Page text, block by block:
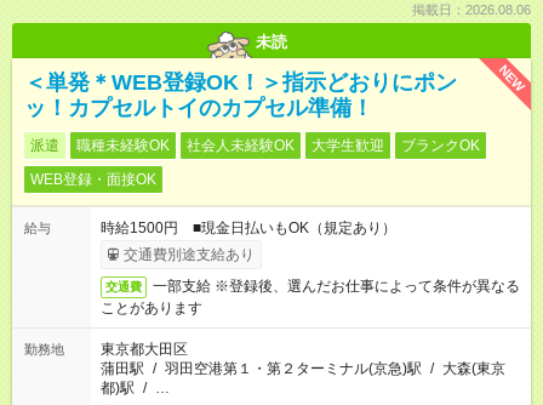
掲載日：2026.08.06
未読
NEW
＜単発＊WEB登録OK！＞指示どおりにポン
ッ！カプセルトイのカプセル準備！
派遣 職種未経験OK 社会人未経験OK 大学生歓迎
ブランクOK
WEB登録・面接OK
給与
時給1500円 ■現金日払いもOK（規定あり）
交通費別途支給あり
交通費
一部支給 ※登録後、選んだお仕事によって条件が異なる
ことがあります
勤務地
東京都大田区
蒲田駅 / 羽田空港第１・第２ターミナル(京急)駅 / 大森(東京
都)駅 / …